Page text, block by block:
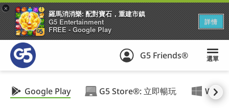
羅馬消消樂: 配對寶石，重建市鎮
G5 Entertainment
FREE - Google Play
詳情
+
G5 Friends® 選單
Google Play G5 Store®: 立即暢玩